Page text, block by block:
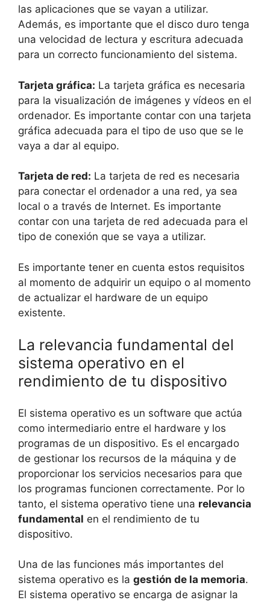
las aplicaciones que se vayan a utilizar.
Además, es importante que el disco duro tenga
una velocidad de lectura y escritura adecuada
para un correcto funcionamiento del sistema.
Tarjeta gráfica: La tarjeta gráfica es necesaria
para la visualización de imágenes y vídeos en el
ordenador. Es importante contar con una tarjeta
gráfica adecuada para el tipo de uso que se le
vaya a dar al equipo.
Tarjeta de red: La tarjeta de red es necesaria
para conectar el ordenador a una red, ya sea
local o a través de Internet. Es importante
contar con una tarjeta de red adecuada para el
tipo de conexión que se vaya a utilizar.
Es importante tener en cuenta estos requisitos
al momento de adquirir un equipo o al momento
de actualizar el hardware de un equipo
existente.
La relevancia fundamental del
sistema operativo en el
rendimiento de tu dispositivo
El sistema operativo es un software que actúa
como intermediario entre el hardware y los
programas de un dispositivo. Es el encargado
de gestionar los recursos de la máquina y de
proporcionar los servicios necesarios para que
los programas funcionen correctamente. Por lo
tanto, el sistema operativo tiene una relevancia
fundamental en el rendimiento de tu
dispositivo.
Una de las funciones más importantes del
sistema operativo es la gestión de la memoria.
El sistema operativo se encarga de asignar la